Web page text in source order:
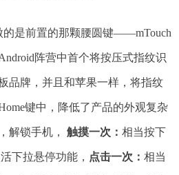
的是前置的那颗腰圆键——mTouch
阵营中首个将按压式指纹识
品牌，并且和苹果一样，将指纹
键中，降低了产品的外观复杂
解锁手机， 触摸一次： 相当按下
下拉悬停功能， 点击一次： 相当